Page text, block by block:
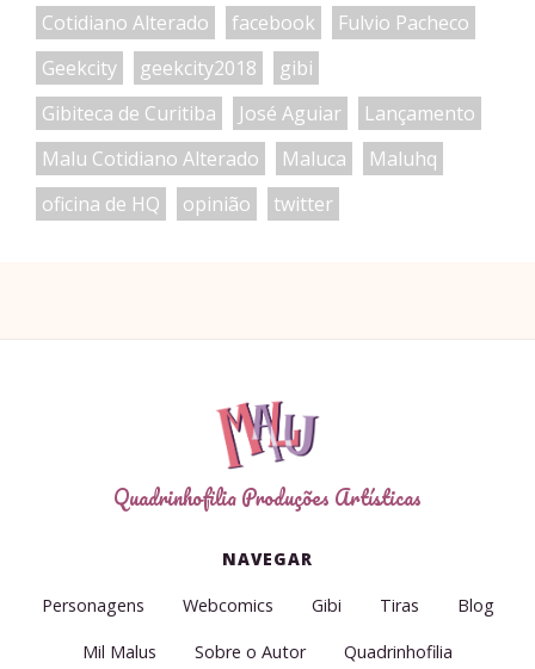
Cotidiano Alterado facebook
Fulvio Pacheco
Geekcity
geekcity2018
gibi
Gibiteca de Curitiba
José Aguiar
Lançamento
Malu Cotidiano Alterado
Maluca
Maluhq
oficina de HQ
opinião twitter
Quadrinhofilia Produções Artísticas
NAVEGAR
Personagens Webcomics Gibi Tiras Blog
Mil Malus Sobre o Autor Quadrinhofilia